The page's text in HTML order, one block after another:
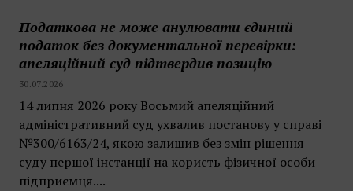
Податкова не може анулювати єдиний
податок без документальної перевірки:
апеляційний суд підтвердив позицію
30.07.2026
14 липня 2026 року Восьмий апеляційний
адміністративний суд ухвалив постанову у справі
№300/6163/24, якою залишив без змін рішення
суду першої інстанції на користь фізичної особи-
підприємця....